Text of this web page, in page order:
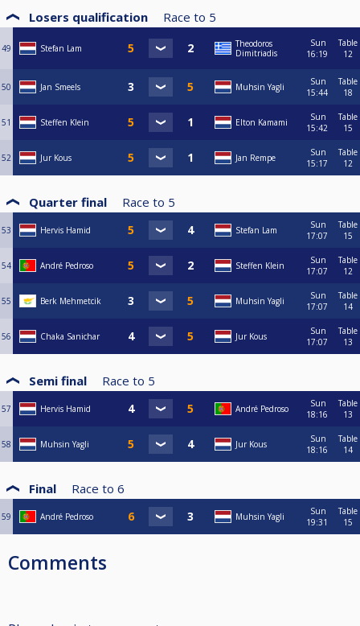
Losers qualification Race to 5
49 Stefan Lam
Theodoros
Dimitriadis
Sun
16:19
Table
12
50 Jan Smeels Muhsin Yagli
Sun
15:44
Table
18
51 Steffen Klein Elton Kamami
Sun
15:42
Table
15
52 Jur Kous Jan Rempe
Sun
15:17
Table
12
Quarter final Race to 5
53 Hervis Hamid Stefan Lam
Sun
17:07
Table
15
54 André Pedroso Steffen Klein
Sun
17:07
Table
12
55 Berk Mehmetcik Muhsin Yagli
Sun
17:07
Table
14
56 Chaka Sanichar Jur Kous
Sun
17:07
Table
13
Semi final Race to 5
57 Hervis Hamid André Pedroso
Sun
18:16
Table
13
58 Muhsin Yagli Jur Kous
Sun
18:16
Table
14
Final Race to 6
59 André Pedroso Muhsin Yagli
Sun
19:31
Table
15
Comments